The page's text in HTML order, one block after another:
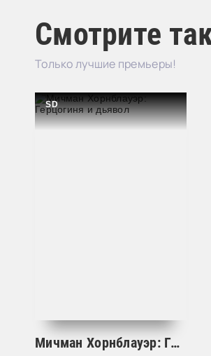
Смотрите
Только лучшие премьеры!
SD
Мичман Хорнблауэр: Герцогиня и дьявол